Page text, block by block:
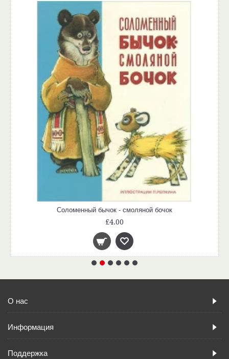
Соломенный бычок - смоляной бочок
£4.00
О нас
Информация
Поддержка